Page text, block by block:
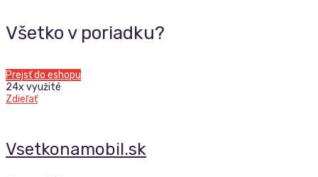
Všetko v poriadku?
Prejsť do eshopu
24x využité
Zdieľať
Vsetkonamobil.sk